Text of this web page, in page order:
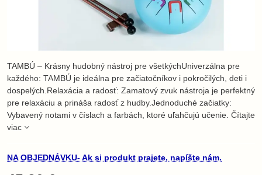
TAMBÚ – Krásny hudobný nástroj pre všetkýchUniverzálna pre
každého: TAMBÚ je ideálna pre začiatočníkov i pokročilých, deti i
dospelých.Relaxácia a radosť: Zamatový zvuk nástroja je perfektný
pre relaxáciu a prináša radosť z hudby.Jednoduché začiatky:
Vybavený notami v číslach a farbách, ktoré uľahčujú učenie. Čítajte
viac
NA OBJEDNÁVKU- Ak si produkt prajete, napíšte nám.